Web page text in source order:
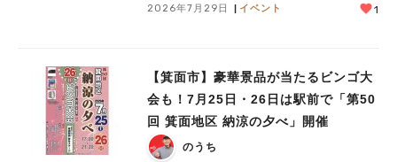
2026年7月29日 イベント 1
【箕面市】豪華景品が当たるビンゴ大
会も！7月25日・26日は駅前で「第50
回 箕面地区 納涼の夕べ」開催
のうち